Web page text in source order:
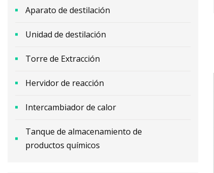
Aparato de destilación
Unidad de destilación
Torre de Extracción
Hervidor de reacción
Intercambiador de calor
Tanque de almacenamiento de
productos químicos